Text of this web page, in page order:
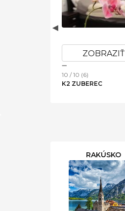
ZOBRAZIŤ
10 / 10 (6)
K2 ZUBEREC
RAKÚSKO